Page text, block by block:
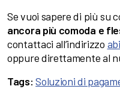
Se vuoi sapere di più su
ancora più comoda e
contattaci all’indirizzo
oppure direttamente al
Tags:Soluzioni di